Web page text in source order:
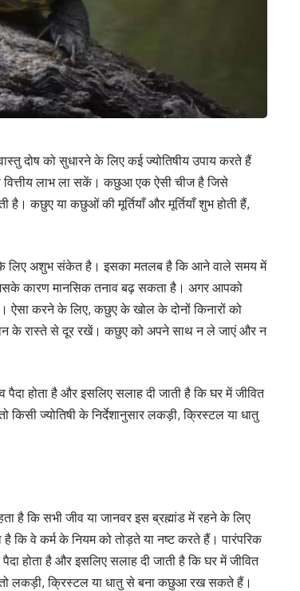
दोष को सुधारने के लिए कई ज्योतिषीय उपाय करते हैं
लाभ ला सकें। कछुआ एक ऐसी चीज है जिसे
है। कछुए या कछुओं की मूर्तियाँ और मूर्तियाँ शुभ होती हैं,
लिए अशुभ संकेत है। इसका मतलब है कि आने वाले समय में
कारण मानसिक तनाव बढ़ सकता है। अगर आपको
करने के लिए, कछुए के खोल के दोनों किनारों को
के रास्ते से दूर रखें। कछुए को अपने साथ न ले जाएं और न
होता है और इसलिए सलाह दी जाती है कि घर में जीवित
ज्योतिषी के निर्देशानुसार लकड़ी, क्रिस्टल या धातु
है कि सभी जीव या जानवर इस ब्रह्मांड में रहने के लिए
कि वे कर्म के नियम को तोड़ते या नष्ट करते हैं। पारंपरिक
होता है और इसलिए सलाह दी जाती है कि घर में जीवित
क्रिस्टल या धातु से बना कछुआ रख सकते हैं।